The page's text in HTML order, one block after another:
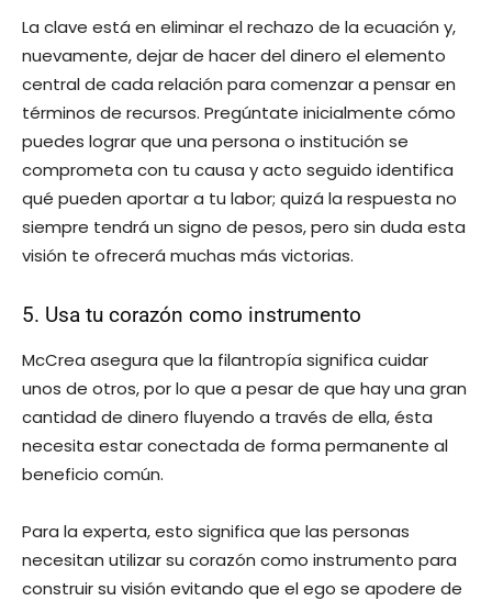
La clave está en eliminar el rechazo de la ecuación y,
nuevamente, dejar de hacer del dinero el elemento
central de cada relación para comenzar a pensar en
términos de recursos. Pregúntate inicialmente cómo
puedes lograr que una persona o institución se
comprometa con tu causa y acto seguido identifica
qué pueden aportar a tu labor; quizá la respuesta no
siempre tendrá un signo de pesos, pero sin duda esta
visión te ofrecerá muchas más victorias.
5. Usa tu corazón como instrumento
McCrea asegura que la filantropía significa cuidar
unos de otros, por lo que a pesar de que hay una gran
cantidad de dinero fluyendo a través de ella, ésta
necesita estar conectada de forma permanente al
beneficio común.
Para la experta, esto significa que las personas
necesitan utilizar su corazón como instrumento para
construir su visión evitando que el ego se apodere de